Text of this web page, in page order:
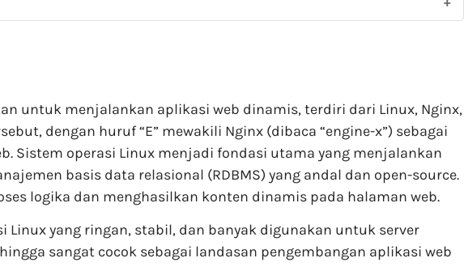
untuk menjalankan aplikasi web dinamis, terdiri dari Linux, Nginx,
dengan huruf “E” mewakili Nginx (dibaca “engine-x”) sebagai
Sistem operasi Linux menjadi fondasi utama yang menjalankan
basis data relasional (RDBMS) yang andal dan open-source.
logika dan menghasilkan konten dinamis pada halaman web.
Linux yang ringan, stabil, dan banyak digunakan untuk server
sangat cocok sebagai landasan pengembangan aplikasi web